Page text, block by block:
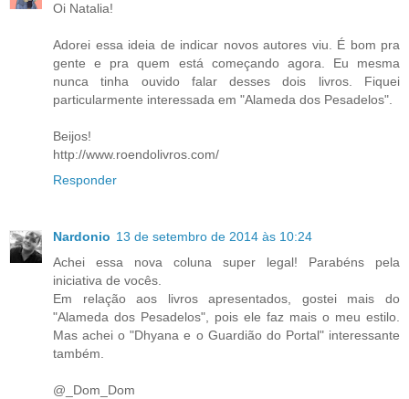
Oi Natalia!
Adorei essa ideia de indicar novos autores viu. É bom pra
gente e pra quem está começando agora. Eu mesma
nunca tinha ouvido falar desses dois livros. Fiquei
particularmente interessada em "Alameda dos Pesadelos".
Beijos!
http://www.roendolivros.com/
Responder
Nardonio 13 de setembro de 2014 às 10:24
Achei essa nova coluna super legal! Parabéns pela
iniciativa de vocês.
Em relação aos livros apresentados, gostei mais do
"Alameda dos Pesadelos", pois ele faz mais o meu estilo.
Mas achei o "Dhyana e o Guardião do Portal" interessante
também.
@_Dom_Dom